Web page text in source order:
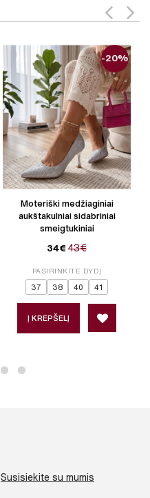
Moteriški medžiaginiai
aukštakulniai sidabriniai
smeigtukiniai
34€ 43€
-20%
PASIRINKITE DYDĮ
37 38 40 41
Į KREPŠELĮ
Susisiekite su mumis